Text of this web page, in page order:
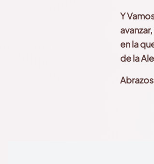
Y
en la
de la